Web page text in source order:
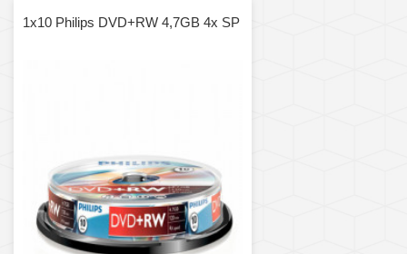
1x10 Philips DVD+RW 4,7GB 4x SP